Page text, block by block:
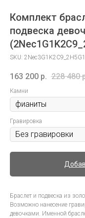
Комплект
подвеска
SKU:
163 200 р. 228 480
Камни
Гравировка
Браслет и подвеска из
Возможно нанесение
девочками. Именной